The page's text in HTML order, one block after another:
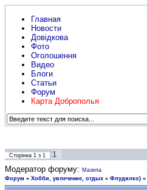
Главная
Новости
Довідкова
Фото
Оголошення
Видео
Блоги
Статьи
Форум
Карта Доброполья
Сторінка 1 з 1
1
Модератор форуму: Мазепа
Форум » Хобби, увлечение, отдых » Флудилко) »